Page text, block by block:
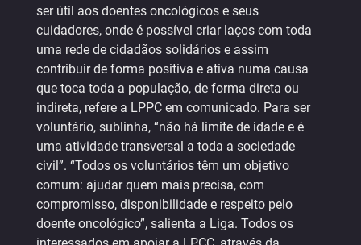
ser útil aos doentes oncológicos e seus
cuidadores, onde é possível criar laços com toda
uma rede de cidadãos solidários e assim
contribuir de forma positiva e ativa numa causa
que toca toda a população, de forma direta ou
indireta, refere a LPPC em comunicado. Para ser
voluntário, sublinha, “não há limite de idade e é
uma atividade transversal a toda a sociedade
civil”. “Todos os voluntários têm um objetivo
comum: ajudar quem mais precisa, com
compromisso, disponibilidade e respeito pelo
doente oncológico”, salienta a Liga. Todos os